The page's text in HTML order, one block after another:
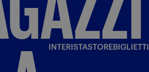
INTERISTASTOREBIGLIETTI